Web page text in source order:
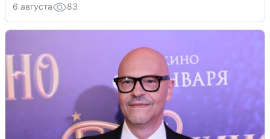
6 августа 83